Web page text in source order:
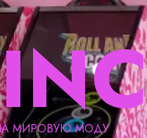
МИРОВУЮ МОДУ